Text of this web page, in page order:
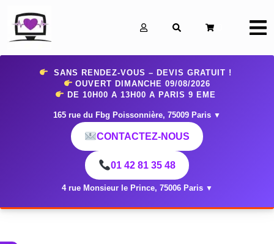
SANS RENDEZ-VOUS – DEVIS GRATUIT !
OUVERT DIMANCHE 09/08/2026
DE 10H00 A 13H00 A PARIS 9 EME
165 rue du Fbg Poissonnière, 75009 Paris ▼
CONTACTEZ-NOUS
01 42 81 35 48
4 rue Monsieur le Prince, 75006 Paris ▼